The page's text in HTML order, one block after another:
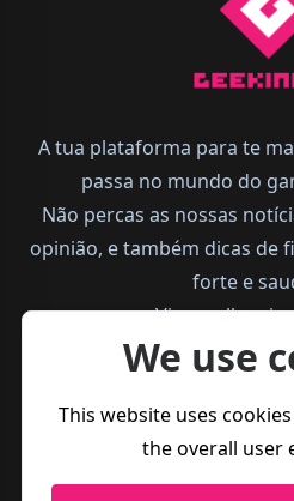
A tua plataforma para te
passa no mundo do
Não percas as nossas
opinião, e também dicas de
forte e
Vive melhor,
We use
This website uses
the overall user